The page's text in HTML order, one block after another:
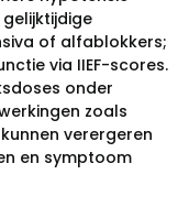
of alfablokkers;
via IIEF-scores.
onder
zoals
verergeren
en symptoom